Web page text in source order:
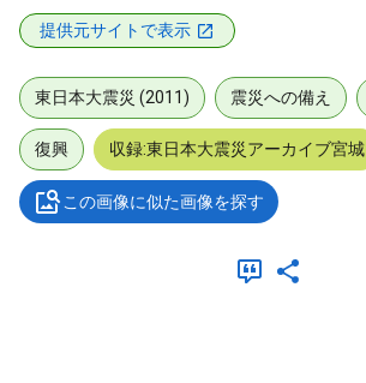
提供元サイトで表示
東日本大震災 (2011) 震災への備え
復興 収録:東日本大震災アーカイブ宮城
この画像に似た画像を探す